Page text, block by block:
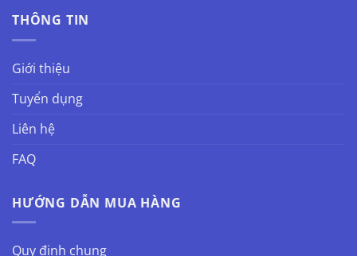
THÔNG TIN
Giới thiệu
Tuyển dụng
Liên hệ
FAQ
HƯỚNG DẪN MUA HÀNG
Quy định chung